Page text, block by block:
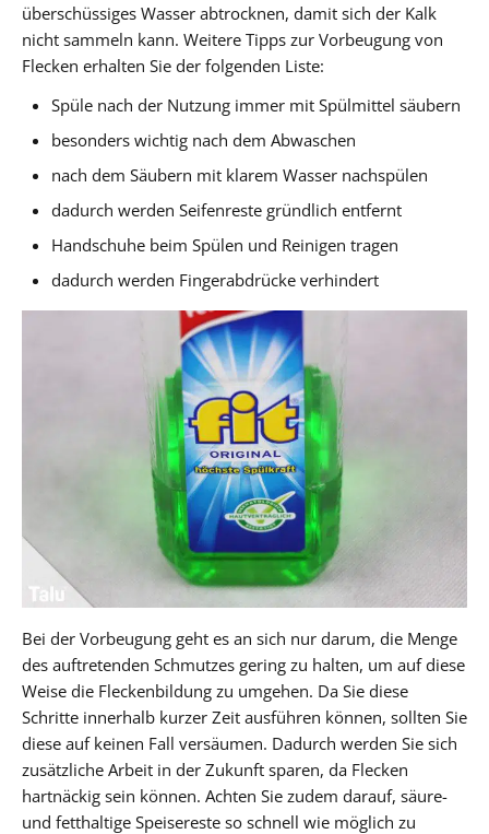
überschüssiges Wasser abtrocknen, damit sich der Kalk
nicht sammeln kann. Weitere Tipps zur Vorbeugung von
Flecken erhalten Sie der folgenden Liste:
Spüle nach der Nutzung immer mit Spülmittel säubern
besonders wichtig nach dem Abwaschen
nach dem Säubern mit klarem Wasser nachspülen
dadurch werden Seifenreste gründlich entfernt
Handschuhe beim Spülen und Reinigen tragen
dadurch werden Fingerabdrücke verhindert
Bei der Vorbeugung geht es an sich nur darum, die Menge
des auftretenden Schmutzes gering zu halten, um auf diese
Weise die Fleckenbildung zu umgehen. Da Sie diese
Schritte innerhalb kurzer Zeit ausführen können, sollten Sie
diese auf keinen Fall versäumen. Dadurch werden Sie sich
zusätzliche Arbeit in der Zukunft sparen, da Flecken
hartnäckig sein können. Achten Sie zudem darauf, säure-
und fetthaltige Speisereste so schnell wie möglich zu